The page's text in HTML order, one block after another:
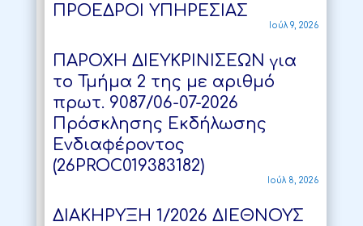
ΠΡΟΕΔΡΟΙ ΥΠΗΡΕΣΙΑΣ
Ιούλ 9, 2026
ΠΑΡΟΧΗ ΔΙΕΥΚΡΙΝΙΣΕΩΝ για
το Τμήμα 2 της με αριθμό
πρωτ. 9087/06-07-2026
Πρόσκλησης Εκδήλωσης
Ενδιαφέροντος
(26PROC019383182)
Ιούλ 8, 2026
ΔΙΑΚΗΡΥΞΗ 1/2026 ΔΙΕΘΝΟΥΣ